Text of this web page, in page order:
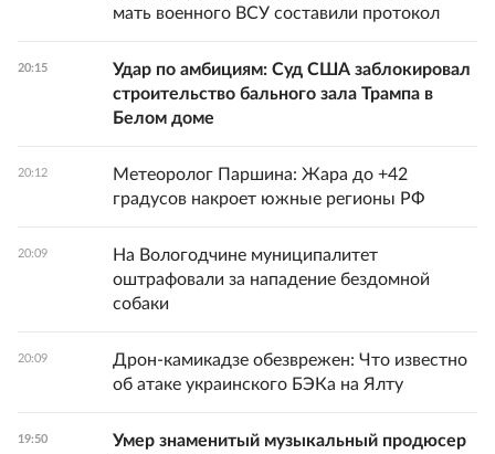
мать военного ВСУ составили протокол
20:15
Удар по амбициям: Суд США заблокировал
строительство бального зала Трампа в
Белом доме
20:12
Метеоролог Паршина: Жара до +42
градусов накроет южные регионы РФ
20:09
На Вологодчине муниципалитет
оштрафовали за нападение бездомной
собаки
20:09
Дрон-камикадзе обезврежен: Что известно
об атаке украинского БЭКа на Ялту
19:50
Умер знаменитый музыкальный продюсер